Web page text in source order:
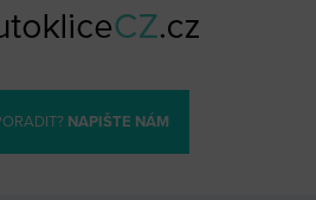
NAPIŠTE NÁM